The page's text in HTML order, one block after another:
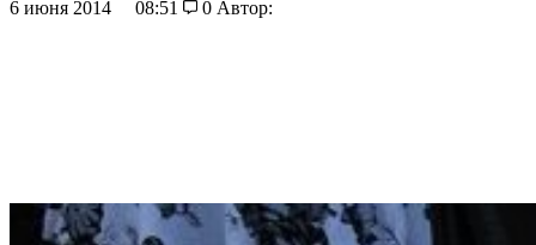
6 июня 2014 08:51 0 Автор: